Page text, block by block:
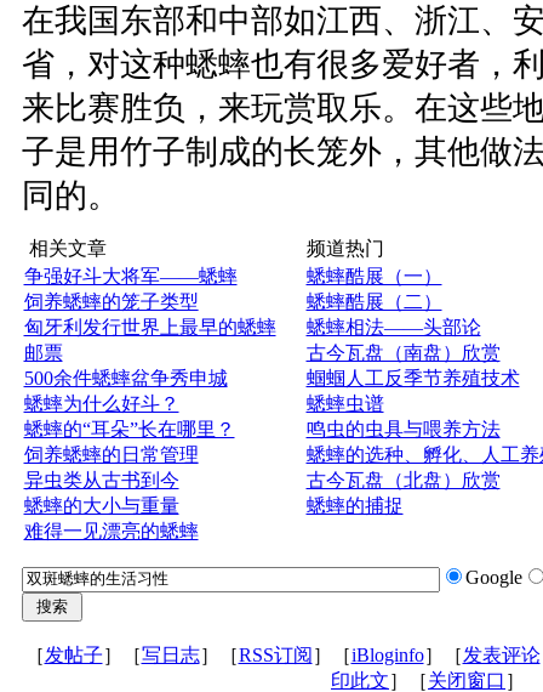
在我国东部和中部如江西、浙江、
省，对这种蟋蟀也有很多爱好者，
来比赛胜负，来玩赏取乐。在这些
子是用竹子制成的长笼外，其他做
同的。
相关文章
争强好斗大将军——蟋蟀
饲养蟋蟀的笼子类型
匈牙利发行世界上最早的蟋蟀
邮票
500余件蟋蟀盆争秀申城
蟋蟀为什么好斗？
蟋蟀的“耳朵”长在哪里？
饲养蟋蟀的日常管理
异虫类从古书到今
蟋蟀的大小与重量
难得一见漂亮的蟋蟀
频道热门
蟋蟀酷展（一）
蟋蟀酷展（二）
蟋蟀相法——头部论
古今瓦盘（南盘）欣赏
蝈蝈人工反季节养殖技术
蟋蟀虫谱
鸣虫的虫具与喂养方法
蟋蟀的选种、孵化、人工养
古今瓦盘（北盘）欣赏
蟋蟀的捕捉
Google
［发帖子］［写日志］［RSS订阅 ］［iBloginfo］［发表评论
印此文］［关闭窗口 ］